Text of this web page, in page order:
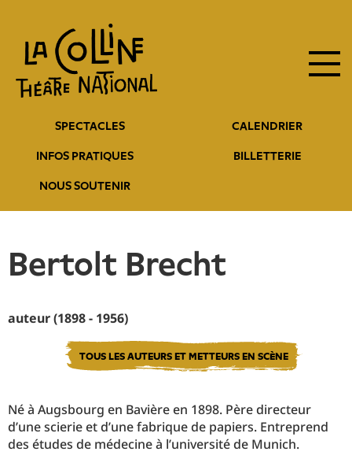
contenu
principal
entête
SPECTACLES CALENDRIER
INFOS PRATIQUES BILLETTERIE
NOUS SOUTENIR
principale
Bertolt Brecht
auteur (1898 - 1956)
TOUS LES AUTEURS ET METTEURS EN SCÈNE
Né à Augsbourg en Bavière en 1898. Père directeur
d’une scierie et d’une fabrique de papiers. Entreprend
des études de médecine à l’université de Munich.